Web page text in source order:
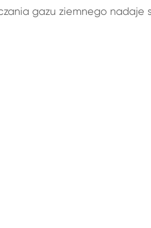
gazu ziemnego nadaje